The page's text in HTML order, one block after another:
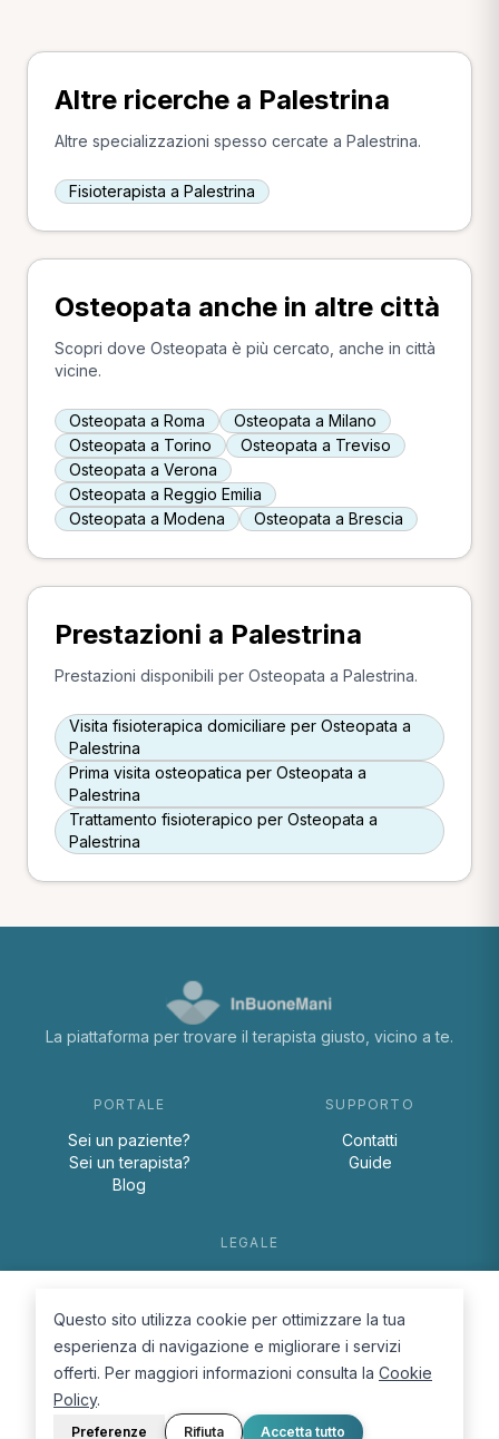
Altre ricerche a Palestrina
Altre specializzazioni spesso cercate a Palestrina.
Fisioterapista a Palestrina
Osteopata anche in altre città
Scopri dove Osteopata è più cercato, anche in città
vicine.
Osteopata a Roma
Osteopata a Milano
Osteopata a Torino
Osteopata a Treviso
Osteopata a Verona
Osteopata a Reggio Emilia
Osteopata a Modena
Osteopata a Brescia
Prestazioni a Palestrina
Prestazioni disponibili per Osteopata a Palestrina.
Visita fisioterapica domiciliare per Osteopata a
Palestrina
Prima visita osteopatica per Osteopata a
Palestrina
Trattamento fisioterapico per Osteopata a
Palestrina
La piattaforma per trovare il terapista giusto, vicino a te.
PORTALE
Sei un paziente?
Sei un terapista?
Blog
SUPPORTO
Contatti
Guide
LEGALE
Cookie Policy
Questo sito utilizza cookie per ottimizzare la tua
esperienza di navigazione e migliorare i servizi
offerti. Per maggiori informazioni consulta la Cookie
Policy.
Preferenze Rifiuta Accetta tutto